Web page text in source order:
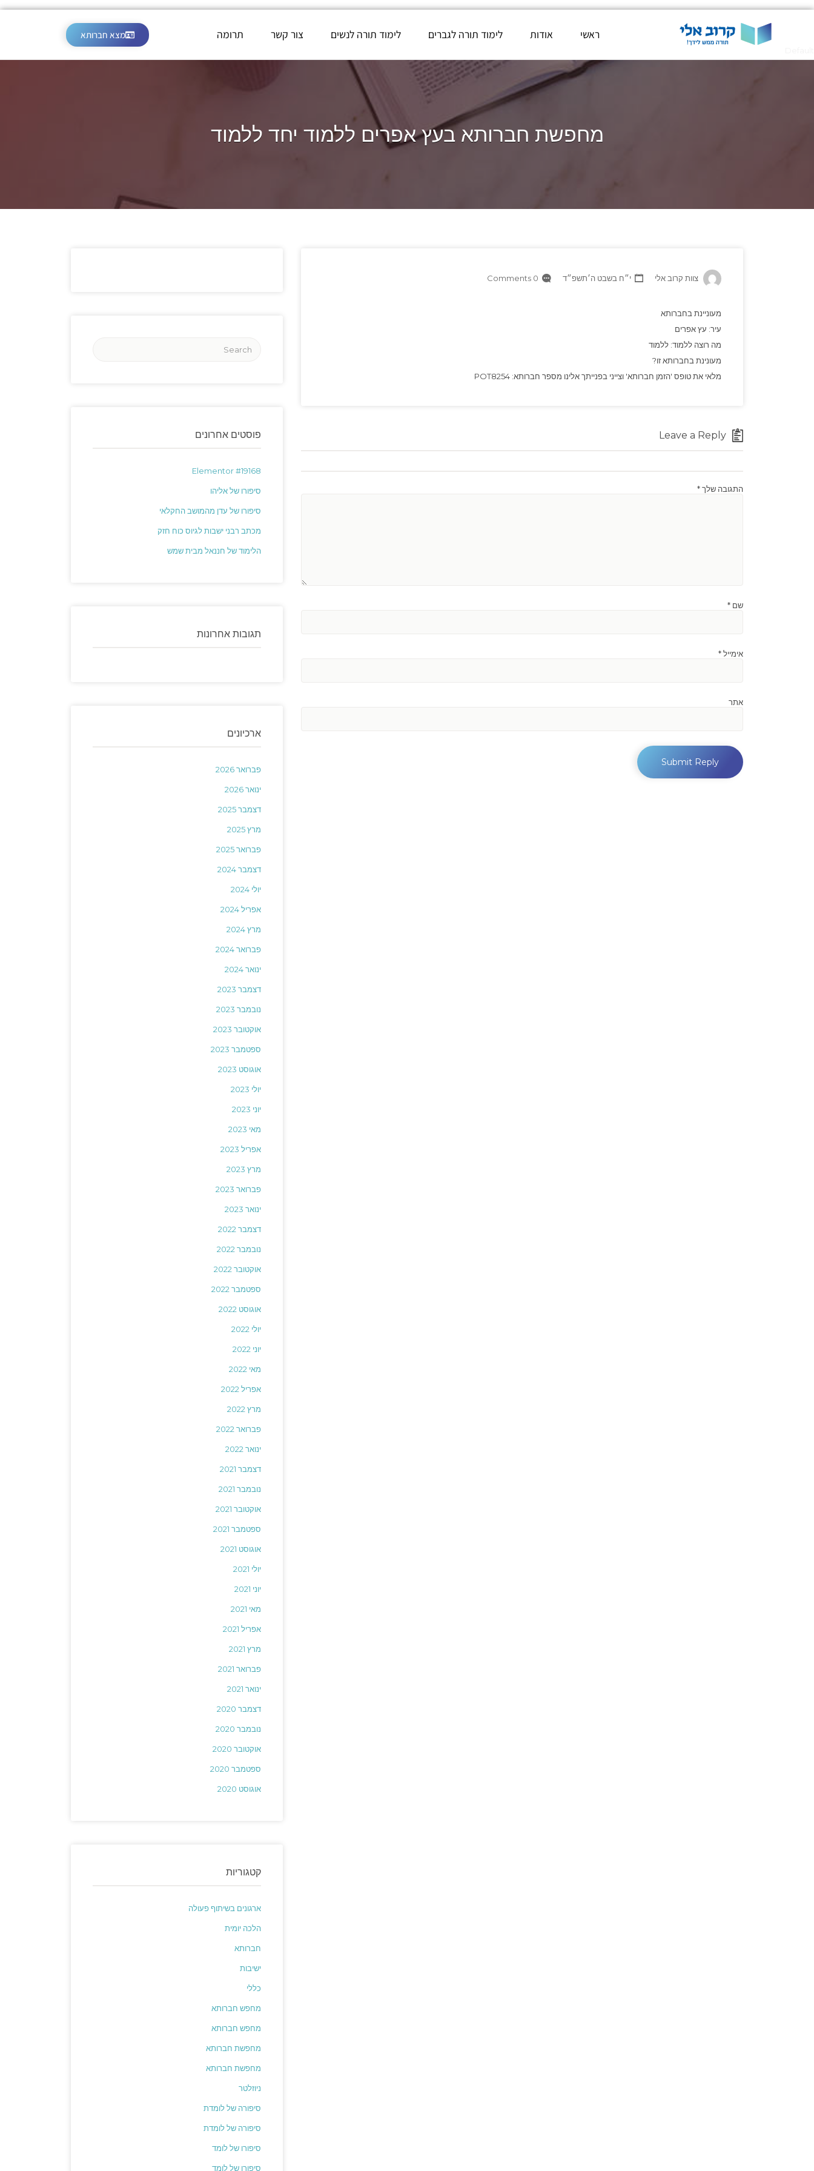
ראשי אודות לימוד תורה לגברים לימוד תורה לנשים צור קשר תרומה מצא חברותא
מחפשת חברותא בעץ אפרים ללמוד יחד ללמוד
צוות קרוב אלי י״ח בשבט ה׳תשפ״ד 0 Comments
מעוניינת בחברותא
עיר: עץ אפרים
מה רוצה ללמוד: ללמוד
מעונינת בחברותא זו?
מלאי את טופס 'הזמן חברותא' וצייני בפנייתך אלינו מספר חברותא: POT8254
Leave a Reply
התגובה שלך*
שם *
אימייל*
אתר
פוסטים אחרונים
Elementor #19168
סיפורו של אליהו
סיפורו של עדן מהמושב החקלאי
מכתב רבני ישבות לגיוס כוח חזק
הלימוד של חננאל מבית שמש
תגובות אחרונות
ארכיונים
פברואר 2026
ינואר 2026
דצמבר 2025
מרץ 2025
פברואר 2025
דצמבר 2024
יולי 2024
אפריל 2024
מרץ 2024
פברואר 2024
ינואר 2024
דצמבר 2023
נובמבר 2023
אוקטובר 2023
ספטמבר 2023
אוגוסט 2023
יולי 2023
יוני 2023
מאי 2023
אפריל 2023
מרץ 2023
פברואר 2023
ינואר 2023
דצמבר 2022
נובמבר 2022
אוקטובר 2022
ספטמבר 2022
אוגוסט 2022
יולי 2022
יוני 2022
מאי 2022
אפריל 2022
מרץ 2022
פברואר 2022
ינואר 2022
דצמבר 2021
נובמבר 2021
אוקטובר 2021
ספטמבר 2021
אוגוסט 2021
יולי 2021
יוני 2021
מאי 2021
אפריל 2021
מרץ 2021
פברואר 2021
ינואר 2021
דצמבר 2020
נובמבר 2020
אוקטובר 2020
ספטמבר 2020
אוגוסט 2020
קטגוריות
ארגונים בשיתוף פעולה
הלכה יומית
חברותא
ישיבות
כללי
מחפש חברותא
מחפש חברותא
מחפשת חברותא
מחפשת חברותא
ניוזלטר
סיפורה של לומדת
סיפורה של לומדת
סיפורו של לומד
סיפורו של לומד